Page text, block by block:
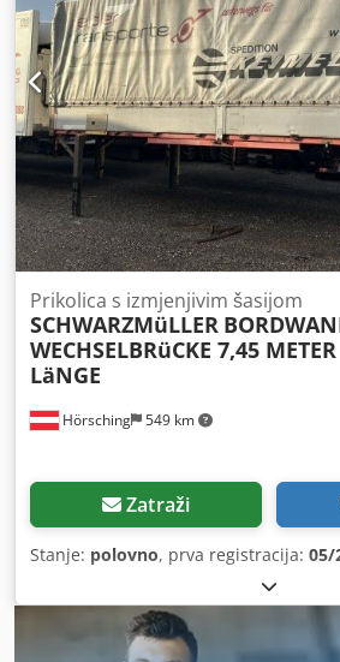
Hörsching 549 km
Prikolica s izmjenjivim šasijom
SCHWARZMüLLER
WECHSELBRüCKE 7,45 METER
LäNGE
Zatraži
Stanje: polovno, prva registracija: 05/